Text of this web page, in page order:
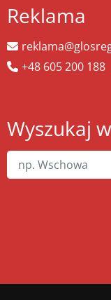
Reklama
+48 605 200 188
Wyszukaj